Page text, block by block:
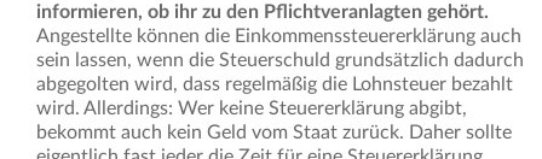
informieren, ob ihr zu den Pflichtveranlagten gehört.
Angestellte können die Einkommenssteuererklärung auch
sein lassen, wenn die Steuerschuld grundsätzlich dadurch
abgegolten wird, dass regelmäßig die Lohnsteuer bezahlt
wird. Allerdings: Wer keine Steuererklärung abgibt,
bekommt auch kein Geld vom Staat zurück. Daher sollte